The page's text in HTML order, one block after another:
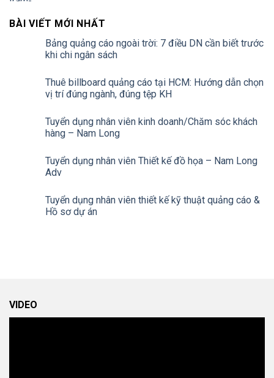
BÀI VIẾT MỚI NHẤT
Bảng quảng cáo ngoài trời: 7 điều DN cần biết trước
khi chi ngân sách
Thuê billboard quảng cáo tại HCM: Hướng dẫn chọn
vị trí đúng ngành, đúng tệp KH
Tuyển dụng nhân viên kinh doanh/Chăm sóc khách
hàng – Nam Long
Tuyển dụng nhân viên Thiết kế đồ họa – Nam Long
Adv
Tuyển dụng nhân viên thiết kế kỹ thuật quảng cáo &
Hồ sơ dự án
VIDEO